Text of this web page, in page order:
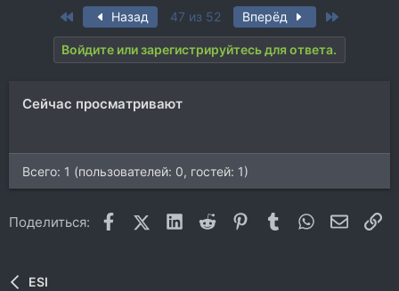
First Назад 47 из 52 Вперёд
Войдите или зарегистрируйтесь для ответа.
Сейчас просматривают
Всего: 1 (пользователей: 0, гостей: 1)
Поделиться: FacebookX (Twitter)
LinkedIn
Reddit Pinterest
Tumblr WhatsApp
ESI